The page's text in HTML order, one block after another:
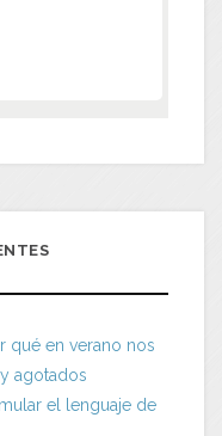
qué en verano nos
agotados
el lenguaje de